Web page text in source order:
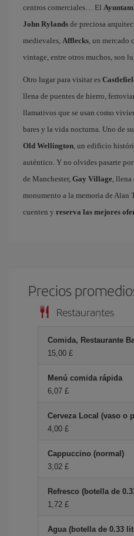
centros comerciales… El
John Rylands de preciosa
medievales, Afflecks, un mercado
vintage, entre otros muchos, son
Otro lugar para visitar es
llena de puentes de hierro,
llamativos que se usan como
bares y la vida nocturna. Uno de
Old Wellington, un edificio
auténtico. Y no olvides pasarte
de Manchester, Gay Village, llena
monumento a la memoria de Alan
cuenten y reserva las mejores
Precios
Restaurantes
Comida, Restaurante
15,00 £
Menú comida rápida
6,07 £
Cerveza Local (vaso o
4,00 £
Cappuccino (normal)
3,02 £
Refresco (botella de
1,72 £
Agua (botella de 0.33